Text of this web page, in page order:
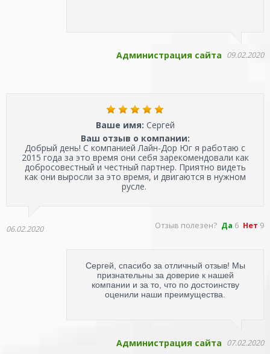
09.02.2020
Администрация сайта
Ваше имя: Сергей
Ваш отзыв о компании:
Добрый день! С компанией Лайн-Дор Юг я работаю с
2015 года за это время они себя зарекомендовали как
добросовестный и честный партнер. Приятно видеть
как они выросли за это время, и двигаются в нужном
русле.
06.02.2020 Отзыв полезен? Да 6 Нет 9
Сергей, спасибо за отличный отзыв! Мы
признательны за доверие к нашей
компании и за то, что по достоинству
оценили наши преимущества.
07.02.2020
Администрация сайта